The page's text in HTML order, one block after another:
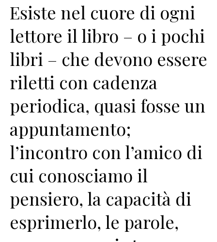
Esiste nel cuore di ogni
lettore il libro – o i pochi
libri – che devono essere
riletti con cadenza
periodica, quasi fosse un
appuntamento;
l’incontro con l’amico di
cui conosciamo il
pensiero, la capacità di
esprimerlo, le parole,